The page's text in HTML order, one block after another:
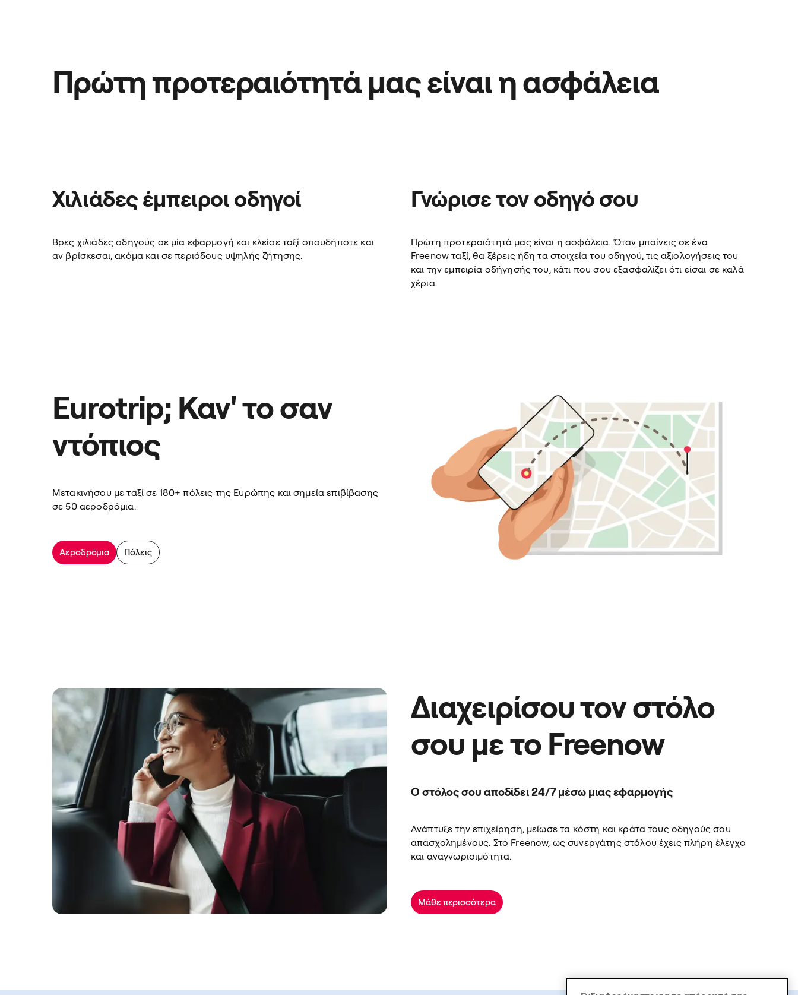
Πρώτη προτεραιότητά μας είναι η ασφάλεια
Χιλιάδες έμπειροι οδηγοί
Βρες χιλιάδες οδηγούς σε μία εφαρμογή και κλείσε ταξί οπουδήποτε και
αν βρίσκεσαι, ακόμα και σε περιόδους υψηλής ζήτησης.
Γνώρισε τον οδηγό σου
Πρώτη προτεραιότητά μας είναι η ασφάλεια. Όταν μπαίνεις σε ένα
Freenow ταξί, θα ξέρεις ήδη τα στοιχεία του οδηγού, τις αξιολογήσεις του
και την εμπειρία οδήγησής του, κάτι που σου εξασφαλίζει ότι είσαι σε καλά
χέρια.
Eurotrip; Καν' το σαν
ντόπιος
Μετακινήσου με ταξί σε 180+ πόλεις της Ευρώπης και σημεία επιβίβασης
σε 50 αεροδρόμια.
Αεροδρόμια Πόλεις
Διαχειρίσου τον στόλο
σου με το Freenow
Ο στόλος σου αποδίδει 24/7 μέσω μιας εφαρμογής
Ανάπτυξε την επιχείρηση, μείωσε τα κόστη και κράτα τους οδηγούς σου
απασχολημένους. Στο Freenow, ως συνεργάτης στόλου έχεις πλήρη έλεγχο
και αναγνωρισιμότητα.
Μάθε περισσότερα